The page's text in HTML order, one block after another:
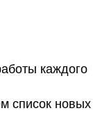
каждого
список новых